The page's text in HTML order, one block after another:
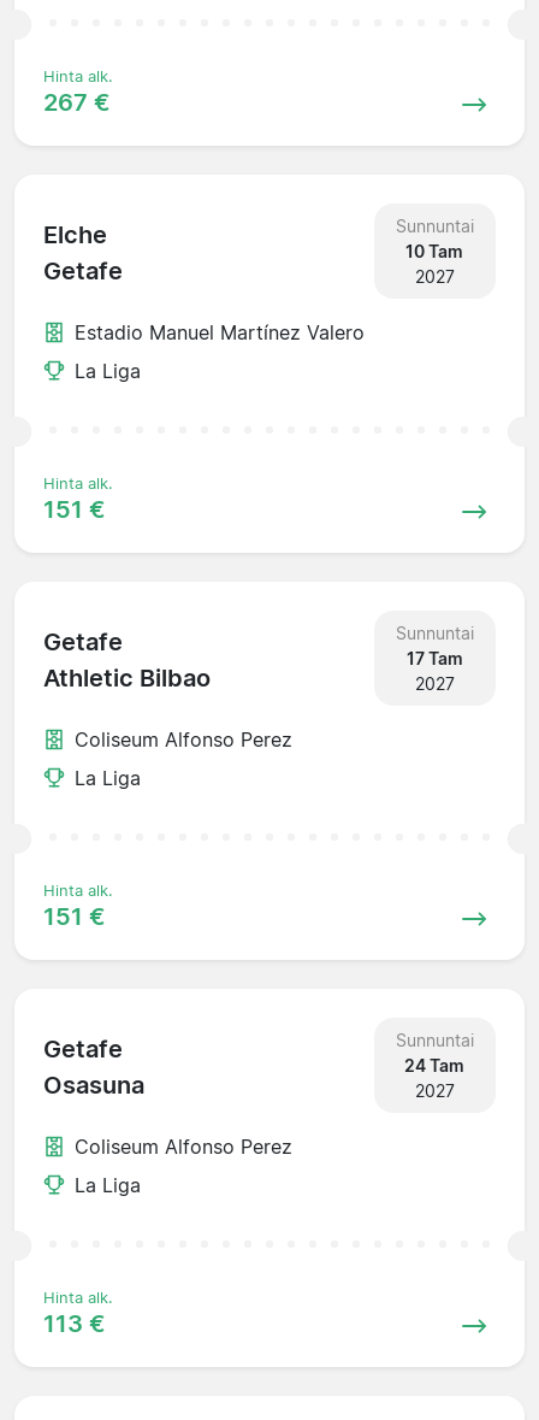
Hinta alk.
267 €
Elche
Getafe
Sunnuntai
10 Tam
2027
Estadio Manuel Martínez Valero
La Liga
Hinta alk.
151 €
Getafe
Athletic Bilbao
Sunnuntai
17 Tam
2027
Coliseum Alfonso Perez
La Liga
Hinta alk.
151 €
Getafe
Osasuna
Sunnuntai
24 Tam
2027
Coliseum Alfonso Perez
La Liga
Hinta alk.
113 €